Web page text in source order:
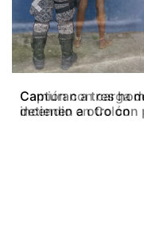
Camión con carga
incendio en Colón
Previous